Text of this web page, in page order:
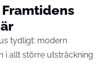
tydligt: modern
i allt större utsträckning